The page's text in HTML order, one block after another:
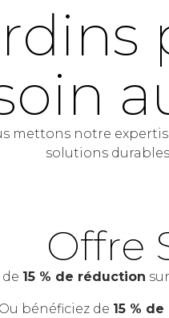
mettons notre
solutions
Offre
15 % de réduction
Ou bénéficiez de 15 %